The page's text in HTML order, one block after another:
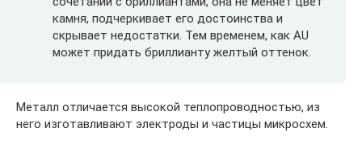
камня, подчеркивает его достоинства и
скрывает недостатки. Тем временем, как AU
может придать бриллианту желтый оттенок.
Металл отличается высокой теплопроводностью, из
него изготавливают электроды и частицы микросхем.